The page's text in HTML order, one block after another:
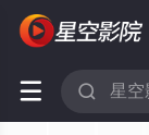
 